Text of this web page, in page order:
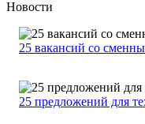
Новости
25 вакансий со
25 предложений для